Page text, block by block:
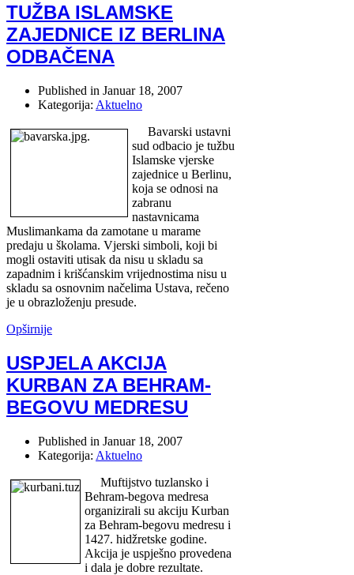
TUŽBA ISLAMSKE
ZAJEDNICE IZ BERLINA
ODBAČENA
Published in Januar 18, 2007
Kategorija: Aktuelno
Bavarski ustavni
sud odbacio je tužbu
Islamske vjerske
zajednice u Berlinu,
koja se odnosi na
zabranu
nastavnicama
Muslimankama da zamotane u marame
predaju u školama. Vjerski simboli, koji bi
mogli ostaviti utisak da nisu u skladu sa
zapadnim i krišćanskim vrijednostima nisu u
skladu sa osnovnim načelima Ustava, rečeno
je u obrazloženju presude.
Opširnije
USPJELA AKCIJA
KURBAN ZA BEHRAM-
BEGOVU MEDRESU
Published in Januar 18, 2007
Kategorija: Aktuelno
Muftijstvo tuzlansko i
Behram-begova medresa
organizirali su akciju Kurban
za Behram-begovu medresu i
1427. hidžretske godine.
Akcija je uspješno provedena
i dala je dobre rezultate.